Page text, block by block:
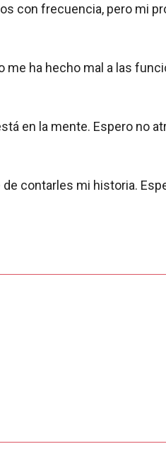
con frecuencia, pero mi
ha hecho mal a las
en la mente. Espero no
contarles mi historia.